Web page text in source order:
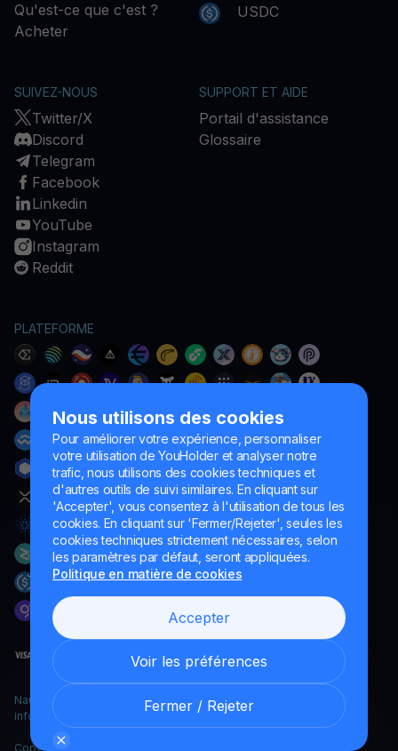
Nous utilisons des cookies
Pour améliorer votre expérience, personnaliser
votre utilisation de YouHolder et analyser notre
trafic, nous utilisons des cookies techniques et
d'autres outils de suivi similaires. En cliquant sur
'Accepter', vous consentez à l'utilisation de tous les
cookies. En cliquant sur 'Fermer/Rejeter', seules les
cookies techniques strictement nécessaires, selon
les paramètres par défaut, seront appliquées.
Politique en matière de cookies
Accepter
Voir les préférences
Fermer / Rejeter
Qu'est-ce que c'est ?
Acheter
USDC
SUIVEZ-NOUS
Twitter/X
Discord
Telegram
Facebook
Linkedin
YouTube
Instagram
Reddit
SUPPORT ET AIDE
Portail d'assistance
Glossaire
PLATEFORME
Naumard LTD. – uniquement à des fins de développement
informatique, de recherche et de marketing
Copyright YouHodler, 2026.